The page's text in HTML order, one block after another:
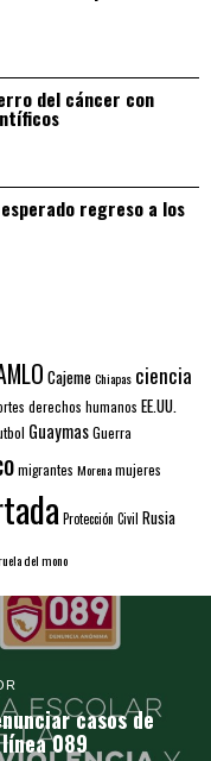
del cáncer con
regreso a los
CajemeChiapas ciencia
derechos humanos EE.UU.
GuaymasGuerra
migrantes Morenamujeres
Protección Civil Rusia
del mono
casos de
089